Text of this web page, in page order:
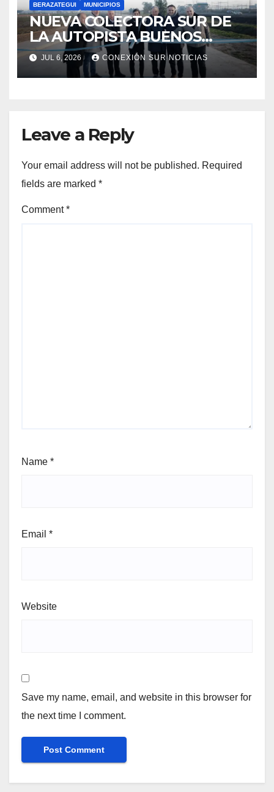
BERAZATEGUI MUNICIPIOS
NUEVA COLECTORA SUR DE
LA AUTOPISTA BUENOS
AIRES-LA PLATA
JUL 6, 2026 CONEXIÓN SUR NOTICIAS
Leave a Reply
Your email address will not be published. Required
fields are marked *
Comment*
Name *
Email *
Website
Save my name, email, and website in this browser for
the next time I comment.